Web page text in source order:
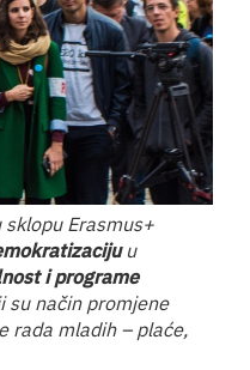
Erasmus+
u
i programe
način promjene
rada mladih – plaće,